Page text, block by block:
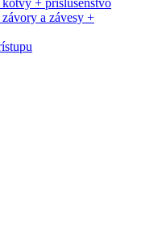
+ príslušenstvo
a závesy +